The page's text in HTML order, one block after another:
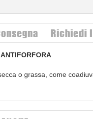
Richiedi
o grassa, come